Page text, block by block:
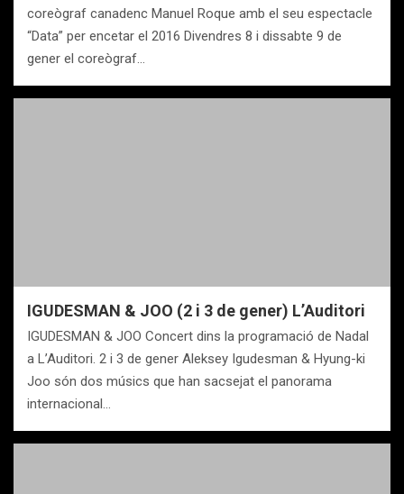
coreògraf canadenc Manuel Roque amb el seu espectacle
“Data” per encetar el 2016 Divendres 8 i dissabte 9 de
gener el coreògraf…
IGUDESMAN & JOO (2 i 3 de gener) L’Auditori
IGUDESMAN & JOO Concert dins la programació de Nadal
a L’Auditori. 2 i 3 de gener Aleksey Igudesman & Hyung-ki
Joo són dos músics que han sacsejat el panorama
internacional…